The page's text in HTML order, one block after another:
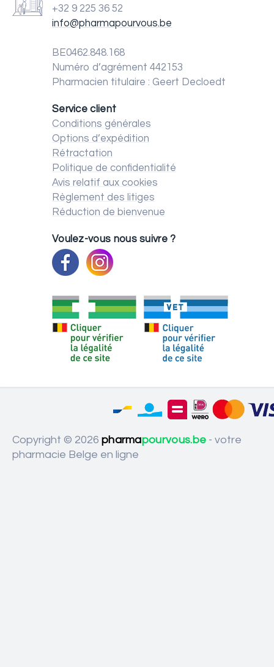
+32 9 225 36 52
info@pharmapourvous.be
BE0462.848.168
Numéro d’agrément 442153
Pharmacien titulaire : Geert Decloedt
Service client
Conditions générales
Options d’expédition
Rétractation
Politique de confidentialité
Avis relatif aux cookies
Règlement des litiges
Réduction de bienvenue
Voulez-vous nous suivre ?
Copyright © 2026 pharmapourvous.be - votre
pharmacie Belge en ligne